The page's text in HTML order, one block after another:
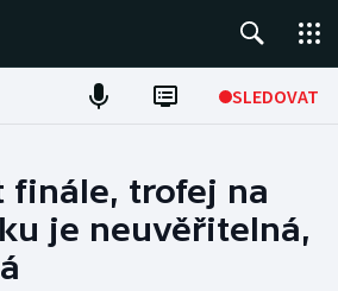
SLEDOVAT
finále, trofej na
je neuvěřitelná,